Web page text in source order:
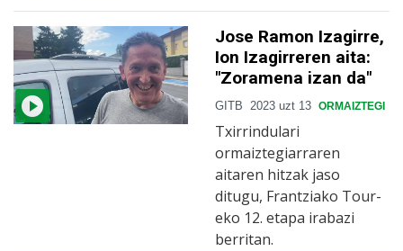
Jose Ramon Izagirre,
Ion Izagirreren aita:
"Zoramena izan da"
GITB 2023 uzt 13 ORMAIZTEGI
Txirrindulari
ormaiztegiarraren
aitaren hitzak jaso
ditugu, Frantziako Tour-
eko 12. etapa irabazi
berritan.